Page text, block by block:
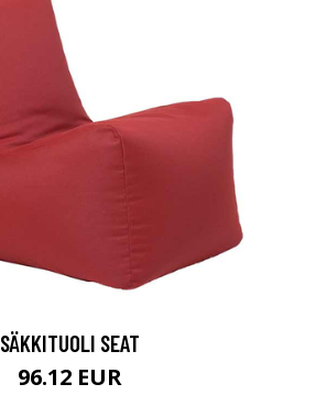
SÄKKITUOLI SEAT
96.12 EUR